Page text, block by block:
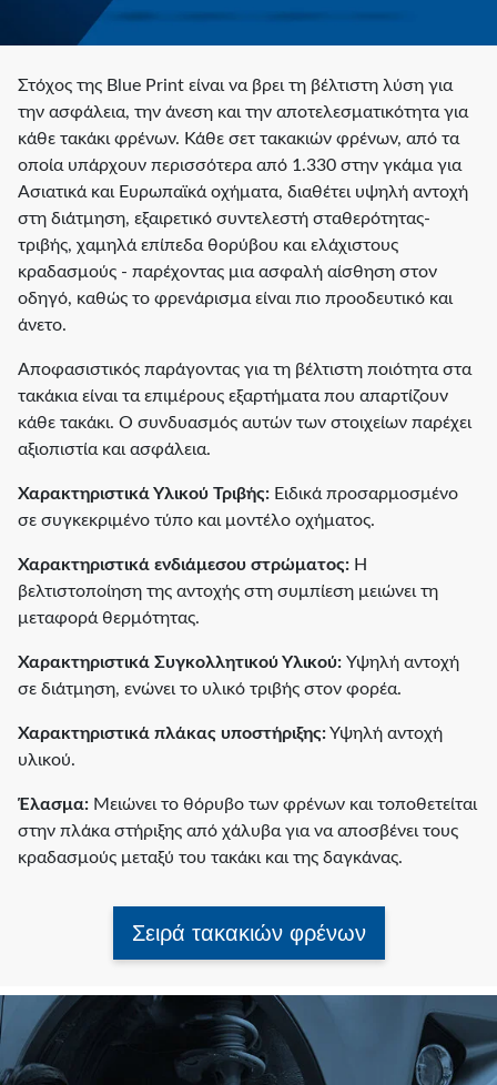
Στόχος της Blue Print είναι να βρει τη βέλτιστη λύση για
την ασφάλεια, την άνεση και την αποτελεσματικότητα για
κάθε τακάκι φρένων. Κάθε σετ τακακιών φρένων, από τα
οποία υπάρχουν περισσότερα από 1.330 στην γκάμα για
Ασιατικά και Ευρωπαϊκά οχήματα, διαθέτει υψηλή αντοχή
στη διάτμηση, εξαιρετικό συντελεστή σταθερότητας-
τριβής, χαμηλά επίπεδα θορύβου και ελάχιστους
κραδασμούς - παρέχοντας μια ασφαλή αίσθηση στον
οδηγό, καθώς το φρενάρισμα είναι πιο προοδευτικό και
άνετο.
Αποφασιστικός παράγοντας για τη βέλτιστη ποιότητα στα
τακάκια είναι τα επιμέρους εξαρτήματα που απαρτίζουν
κάθε τακάκι. Ο συνδυασμός αυτών των στοιχείων παρέχει
αξιοπιστία και ασφάλεια.
Χαρακτηριστικά Υλικού Τριβής: Ειδικά προσαρμοσμένο
σε συγκεκριμένο τύπο και μοντέλο οχήματος.
Χαρακτηριστικά ενδιάμεσου στρώματος: Η
βελτιστοποίηση της αντοχής στη συμπίεση μειώνει τη
μεταφορά θερμότητας.
Χαρακτηριστικά Συγκολλητικού Υλικού: Υψηλή αντοχή
σε διάτμηση, ενώνει το υλικό τριβής στον φορέα.
Χαρακτηριστικά πλάκας υποστήριξης:Υψηλή αντοχή
υλικού.
Έλασμα: Μειώνει το θόρυβο των φρένων και τοποθετείται
στην πλάκα στήριξης από χάλυβα για να αποσβένει τους
κραδασμούς μεταξύ του τακάκι και της δαγκάνας.
Σειρά τακακιών φρένων